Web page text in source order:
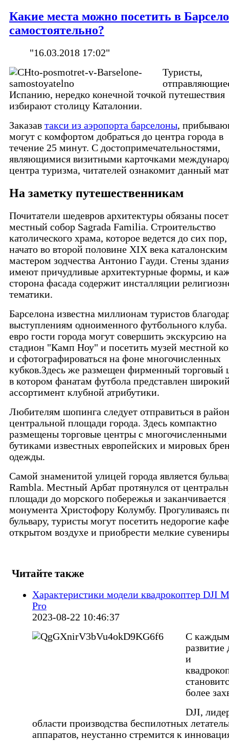
Какие места можно посетить в
самостоятельно?
"16.03.2018 17:02"
Туристы,
Испанию, нередко конечной точкой путешествия
избирают столицу Каталонии.
Заказав такси из аэропорта барселоны,
могут с комфортом добраться до центра города в
течение 25 минут. С достопримечательностями,
являющимися визитными карточками
центра туризма, читателей ознакомит данный
На заметку путешественникам
Почитатели шедевров архитектуры обязаны
местный собор Sagrada Familia. Строительство
католического храма, которое ведется до сих
начато во второй половине XIX века каталонским
мастером зодчества Антонио Гауди. Стены
имеют причудливые архитектурные формы, и
сторона фасада содержит инсталляции
тематики.
Барселона известна миллионам туристов
выступлениям одноименного футбольного клуба.
евро гости города могут совершить экскурсию на
стадион "Камп Ноу" и посетить музей местной
и сфотографироваться на фоне многочисленных
кубков.Здесь же размещен фирменный торговый
в котором фанатам футбола представлен
ассортимент клубной атрибутики.
Любителям шопинга следует отправиться в район
центральной площади города. Здесь компактно
размещены торговые центры с многочисленными
бутиками известных европейских и мировых
одежды.
Самой знаменитой улицей города является
Rambla. Местный Арбат протянулся от
площади до морского побережья и заканчивается
монумента Христофору Колумбу. Прогуливаясь
бульвару, туристы могут посетить недорогие
открытом воздухе и приобрести мелкие
Читайте также
Характеристики модели квадрокоптер DJI
Pro
2023-08-22 10:46:37
С
развитие
и
более
DJI,
области производства беспилотных
аппаратов, неустанно стремится к